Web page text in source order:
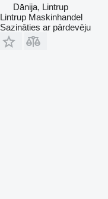
Dānija, Lintrup
Lintrup Maskinhandel
Sazināties ar pārdevēju